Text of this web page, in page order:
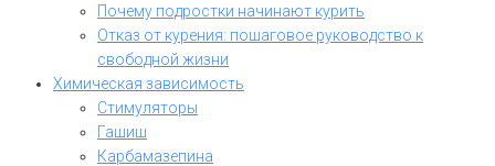
Почему подростки начинают курить
Отказ от курения: пошаговое руководство к
свободной жизни
Химическая зависимость
Стимуляторы
Гашиш
Карбамазепина